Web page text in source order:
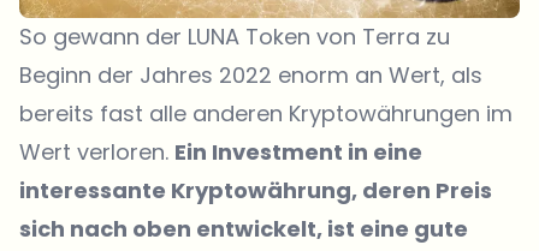
So gewann der LUNA Token von Terra zu
Beginn der Jahres 2022 enorm an Wert, als
bereits fast alle anderen Kryptowährungen im
Wert verloren. Ein Investment in eine
interessante Kryptowährung, deren Preis
sich nach oben entwickelt, ist eine gute